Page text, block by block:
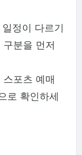
정이 다르기
분을 먼저
포츠 예매
로 확인하세